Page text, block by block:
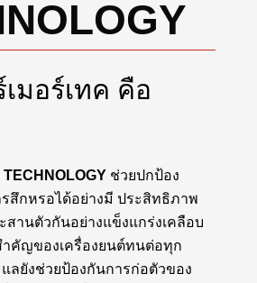
มอร์เทค คือ
ช่วยปกป้อง
รสึกหรอได้อย่างมี ประสิทธิภาพ
สานตัวกันอย่างแข็งแกร่งเคลือบ
คัญของเครื่องยนต์ทนต่อทุก
ลยังช่วยป้องกันการก่อตัวของ